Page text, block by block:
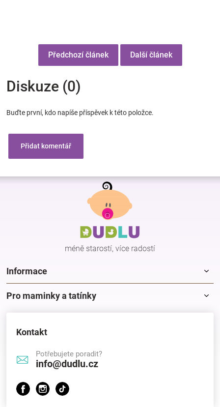
Předchozí článek Další článek
Diskuze (0)
Buďte první, kdo napíše příspěvek k této položce.
Přidat komentář
Z
méně starostí, více radostí
Informace
Pro maminky a tatínky
Kontakt
Potřebujete poradit?
info@dudlu.cz